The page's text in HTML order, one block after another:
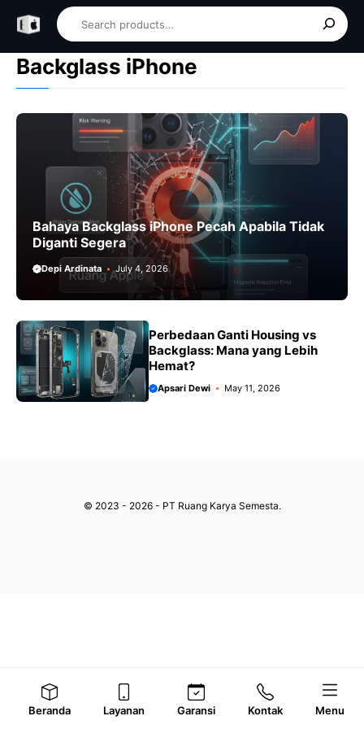
content
Backglass iPhone
Bahaya Backglass iPhone Pecah Apabila Tidak
Diganti Segera
Depi Ardinata July 4, 2026
Perbedaan Ganti Housing vs
Backglass: Mana yang Lebih
Hemat?
Apsari Dewi May 11, 2026
© 2023 - 2026 - PT Ruang Karya Semesta.
Beranda Layanan Garansi Kontak Menu